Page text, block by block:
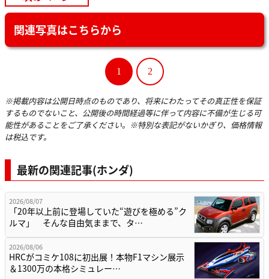
関連写真はこちらから
1 2
※掲載内容は公開日時点のものであり、将来にわたってその真正性を保証
するものでないこと、公開後の時間経過等に伴って内容に不備が生じる可
能性があることをご了承ください。※特別な表記がないかぎり、価格情報
は税込です。
最新の関連記事(ホンダ)
2026/08/07
「20年以上前に登場していた“遊びを極める”ク
ルマ」 そんな自由気ままで、タ…
2026/08/06
HRCがコミケ108に初出展！本物F1マシン展示
＆1300万の本格シミュレー…